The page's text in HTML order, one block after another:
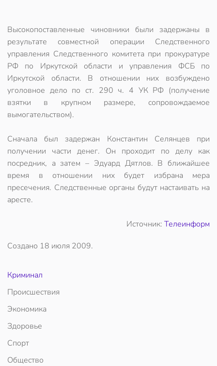
Высокопоставленные чиновники были задержаны в
результате совместной операции Следственного
управления Следственного комитета при прокуратуре
РФ по Иркутской области и управления ФСБ по
Иркутской области. В отношении них возбуждено
уголовное дело по ст. 290 ч. 4 УК РФ (получение
взятки в крупном размере, сопровождаемое
вымогательством).
Сначала был задержан Константин Селянцев при
получении части денег. Он проходит по делу как
посредник, а затем – Эдуард Дятлов. В ближайшее
время в отношении них будет избрана мера
пресечения. Следственные органы будут настаивать на
аресте.
Источник: Телеинформ
Создано 18 июля 2009.
Криминал
Происшествия
Экономика
Здоровье
Спорт
Общество